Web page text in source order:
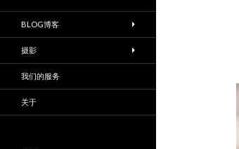
BLOG博客
摄影
我们的服务
关于